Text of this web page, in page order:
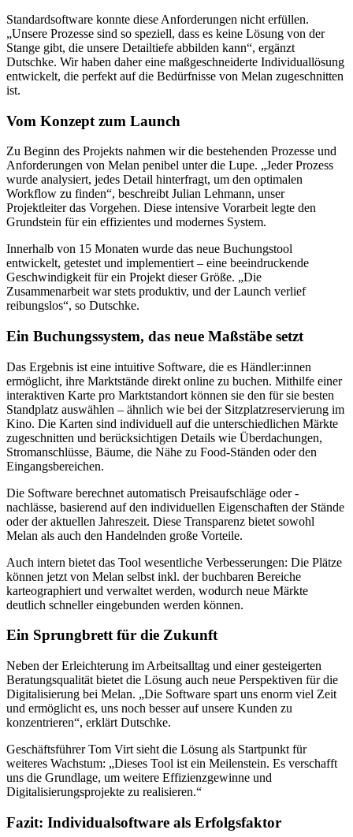
Standardsoftware konnte diese Anforderungen nicht erfüllen.
„Unsere Prozesse sind so speziell, dass es keine Lösung von der
Stange gibt, die unsere Detailtiefe abbilden kann“, ergänzt
Dutschke. Wir haben daher eine maßgeschneiderte Individuallösung
entwickelt, die perfekt auf die Bedürfnisse von Melan zugeschnitten
ist.
Vom Konzept zum Launch
Zu Beginn des Projekts nahmen wir die bestehenden Prozesse und
Anforderungen von Melan penibel unter die Lupe. „Jeder Prozess
wurde analysiert, jedes Detail hinterfragt, um den optimalen
Workflow zu finden“, beschreibt Julian Lehmann, unser
Projektleiter das Vorgehen. Diese intensive Vorarbeit legte den
Grundstein für ein effizientes und modernes System.
Innerhalb von 15 Monaten wurde das neue Buchungstool
entwickelt, getestet und implementiert – eine beeindruckende
Geschwindigkeit für ein Projekt dieser Größe. „Die
Zusammenarbeit war stets produktiv, und der Launch verlief
reibungslos“, so Dutschke.
Ein Buchungssystem, das neue Maßstäbe setzt
Das Ergebnis ist eine intuitive Software, die es Händler:innen
ermöglicht, ihre Marktstände direkt online zu buchen. Mithilfe einer
interaktiven Karte pro Marktstandort können sie den für sie besten
Standplatz auswählen – ähnlich wie bei der Sitzplatzreservierung im
Kino. Die Karten sind individuell auf die unterschiedlichen Märkte
zugeschnitten und berücksichtigen Details wie Überdachungen,
Stromanschlüsse, Bäume, die Nähe zu Food-Ständen oder den
Eingangsbereichen.
Die Software berechnet automatisch Preisaufschläge oder -
nachlässe, basierend auf den individuellen Eigenschaften der Stände
oder der aktuellen Jahreszeit. Diese Transparenz bietet sowohl
Melan als auch den Handelnden große Vorteile.
Auch intern bietet das Tool wesentliche Verbesserungen: Die Plätze
können jetzt von Melan selbst inkl. der buchbaren Bereiche
karteographiert und verwaltet werden, wodurch neue Märkte
deutlich schneller eingebunden werden können.
Ein Sprungbrett für die Zukunft
Neben der Erleichterung im Arbeitsalltag und einer gesteigerten
Beratungsqualität bietet die Lösung auch neue Perspektiven für die
Digitalisierung bei Melan. „Die Software spart uns enorm viel Zeit
und ermöglicht es, uns noch besser auf unsere Kunden zu
konzentrieren“, erklärt Dutschke.
Geschäftsführer Tom Virt sieht die Lösung als Startpunkt für
weiteres Wachstum: „Dieses Tool ist ein Meilenstein. Es verschafft
uns die Grundlage, um weitere Effizienzgewinne und
Digitalisierungsprojekte zu realisieren.“
Fazit: Individualsoftware als Erfolgsfaktor